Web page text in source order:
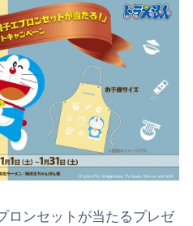
ロンセットが当たるプレゼ